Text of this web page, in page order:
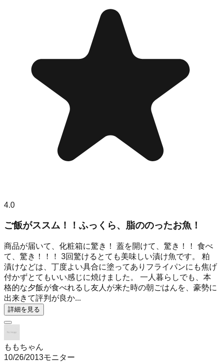
4.0
ご飯がススム！！ふっくら、脂ののったお魚！
商品が届いて、化粧箱に驚き！ 蓋を開けて、驚き！！ 食べ
て、驚き！！！ 3回驚けるとても美味しい漬け魚です。 粕
漬けなどは、丁度よい具合に塗ってありフライパンにも焦げ
付かずとてもいい感じに焼けました。 一人暮らしでも、本
格的な夕飯が食べれるし友人が来た時の朝ごはんを、豪勢に
出来きて評判が良か...
詳細を見る
ももちゃん
10/26/2013モニター